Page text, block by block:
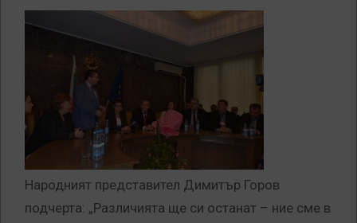
Народният представител Димитър Горов
подчерта: „Различията ще си останат – ние сме в